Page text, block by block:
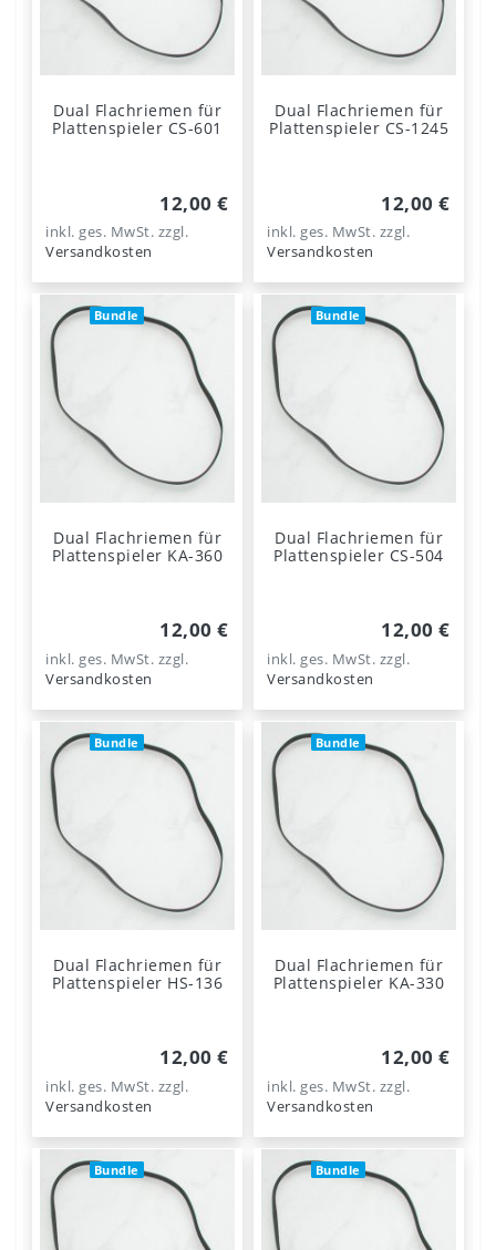
Dual Flachriemen für
Plattenspieler CS-601
12,00 €
inkl. ges. MwSt. zzgl.
Versandkosten
Dual Flachriemen für
Plattenspieler CS-1245
12,00 €
inkl. ges. MwSt. zzgl.
Versandkosten
Bundle
Dual Flachriemen für
Plattenspieler KA-360
12,00 €
inkl. ges. MwSt. zzgl.
Versandkosten
Bundle
Dual Flachriemen für
Plattenspieler CS-504
12,00 €
inkl. ges. MwSt. zzgl.
Versandkosten
Bundle
Dual Flachriemen für
Plattenspieler HS-136
12,00 €
inkl. ges. MwSt. zzgl.
Versandkosten
Bundle
Dual Flachriemen für
Plattenspieler KA-330
12,00 €
inkl. ges. MwSt. zzgl.
Versandkosten
Bundle Bundle